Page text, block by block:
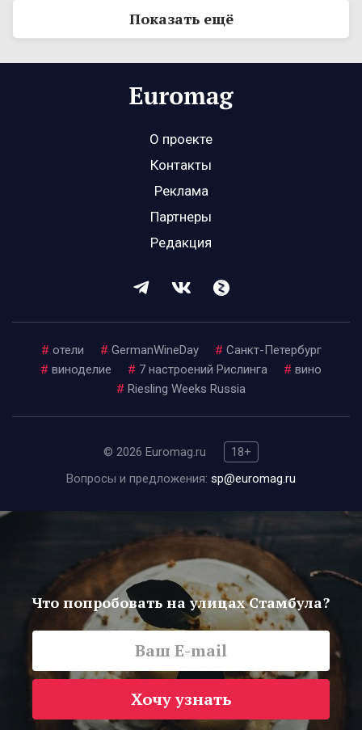
Показать ещё
О проекте
Контакты
Реклама
Партнеры
Редакция
# отели # GermanWineDay # Санкт-Петербург
# виноделие # 7 настроений Рислинга # вино
# Riesling Weeks Russia
© 2026 Euromag.ru
18+
Вопросы и предложения: sp@euromag.ru
Что попробовать на улицах Стамбула?
Хочу узнать